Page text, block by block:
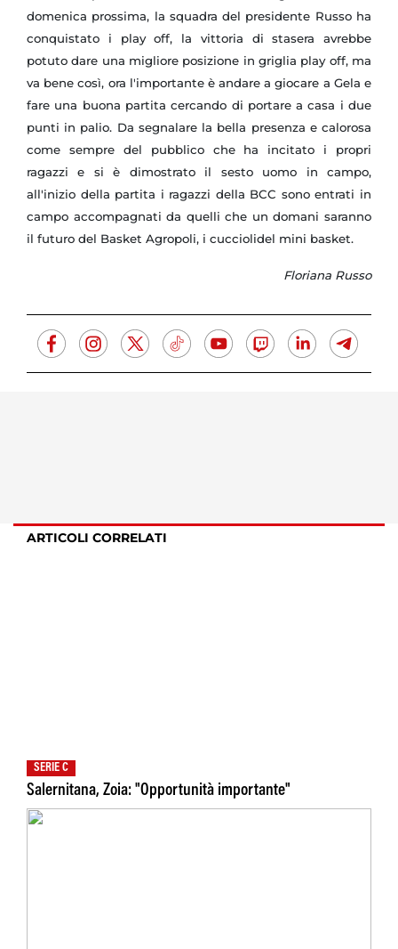
domenica prossima, la squadra del presidente Russo ha
conquistato i play off, la vittoria di stasera avrebbe
potuto dare una migliore posizione in griglia play off, ma
va bene così, ora l'importante è andare a giocare a Gela e
fare una buona partita cercando di portare a casa i due
punti in palio. Da segnalare la bella presenza e calorosa
come sempre del pubblico che ha incitato i propri
ragazzi e si è dimostrato il sesto uomo in campo,
all'inizio della partita i ragazzi della BCC sono entrati in
campo accompagnati da quelli che un domani saranno
il futuro del Basket Agropoli, i cucciolidel mini basket.
Floriana Russo
ARTICOLI CORRELATI
SERIE C
Salernitana, Zoia: "Opportunità importante"